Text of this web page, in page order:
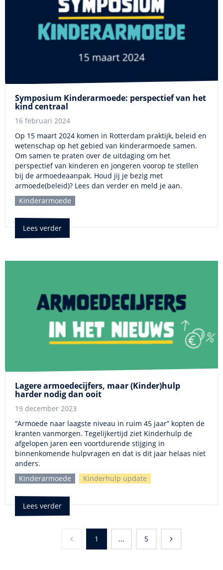
Symposium Kinderarmoede: perspectief van het
kind centraal
16 februari 2024
Op 15 maart 2024 komen in Rotterdam praktijk, beleid en
wetenschap op het gebied van kinderarmoede samen.
Om samen te praten over de uitdaging om het
perspectief van kinderen en jongeren voorop te stellen
bij de armoedeaanpak. Houd jij je bezig met
armoede(beleid)? Lees dan verder en meld je aan.
Kinderarmoede
Lees verder
Lagere armoedecijfers, maar (Kinder)hulp
harder nodig dan ooit
19 december 2023
“Armoede naar laagste niveau in ruim 45 jaar” kopten de
kranten vanmorgen. Tegelijkertijd ziet Kinderhulp de
afgelopen jaren een voortdurende stijging in
binnenkomende hulpvragen en dat is dit jaar helaas niet
anders.
Kinderarmoede
Kinderhulp update
Lees verder
1 ... 5